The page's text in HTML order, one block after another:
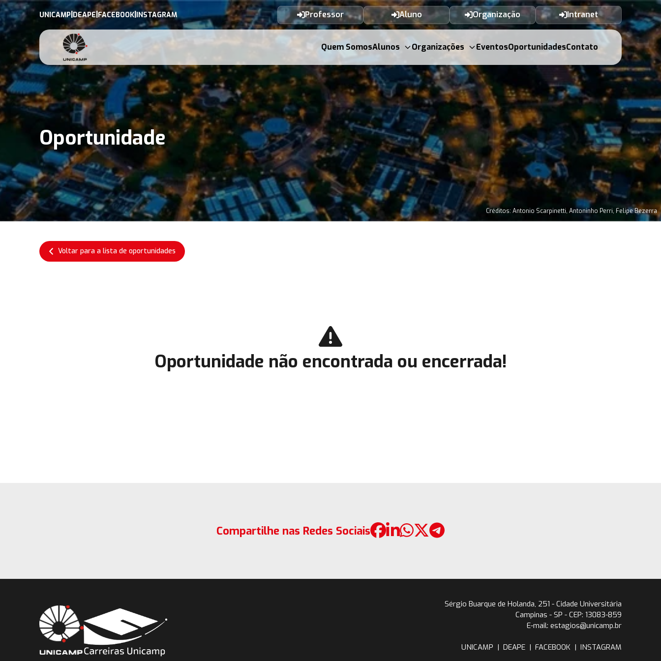
UNICAMP DEAPE|FACEBOOK INSTAGRAM Professor Aluno Organização Intranet
Quem SomosAlunos Organizações EventosOportunidadesContato
Oportunidade
Créditos: Antonio Scarpinetti, Antoninho Perri, Felipe Bezerra
Voltar para a lista de oportunidades
Oportunidade não encontrada ou encerrada!
Compartilhe nas Redes Sociais
Sérgio Buarque de Holanda, 251 - Cidade Universitária
Campinas - SP - CEP: 13083-859
E-mail: estagios@unicamp.br
UNICAMP | DEAPE | FACEBOOK | INSTAGRAM